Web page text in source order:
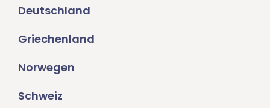
Deutschland
Griechenland
Norwegen
Schweiz